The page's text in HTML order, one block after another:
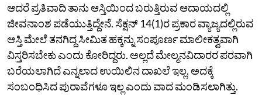
ಆದರೆ ಪ್ರತಿವಾದಿ ತಾನು ಆಸ್ತಿಯಿಂದ ಬರುತ್ತಿರುವ ಆದಾಯದಲ್ಲಿ
ಜೀವನಾಂಶ ಪಡೆಯುತ್ತಿದ್ದೇನೆ. ಸೆಕ್ಷನ್ 14(1)ರ ಪ್ರಕಾರ ವ್ಯಾಜ್ಯದಲ್ಲಿರುವ
ಆಸ್ತಿ ಮೇಲೆ ತನಗಿದ್ದ ಸೀಮಿತ ಹಕ್ಕನ್ನು ಸಂಪೂರ್ಣ ಮಾಲೀಕತ್ವವಾಗಿ
ವಿಸ್ತರಿಸಬೇಕು ಎಂದು ಕೋರಿದ್ದರು. ಅಲ್ಲದೆ ಮೇಲ್ಮನವಿದಾರರ ಪರವಾಗಿ
ಬರೆಯಲಾಗಿದೆ ಎನ್ನಲಾದ ಉಯಿಲಿನ ದಾಖಲೆ ಇಲ್ಲ. ಅದಕ್ಕೆ
ಸಂಬಂಧಿಸಿದ ಪುರಾವೆಗಳೂ ಇಲ್ಲ ಎಂದು ವಾದ ಮಂಡಿಸಲಾಗಿತ್ತು.